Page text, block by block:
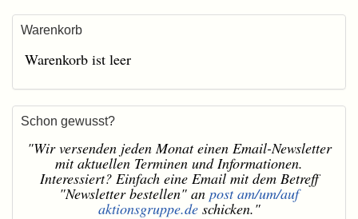
Warenkorb
Warenkorb ist leer
Schon gewusst?
"Wir versenden jeden Monat einen Email-Newsletter
mit aktuellen Terminen und Informationen.
Interessiert? Einfach eine Email mit dem Betreff
"Newsletter bestellen" an post am/um/auf
aktionsgruppe.deschicken."